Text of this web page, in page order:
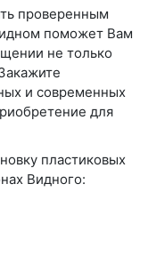
проверенным
поможет Вам
не только
и современных
для
пластиковых
Видного: